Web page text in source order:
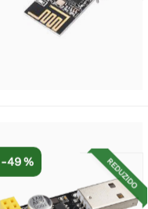
REDUZIDO
-49 %